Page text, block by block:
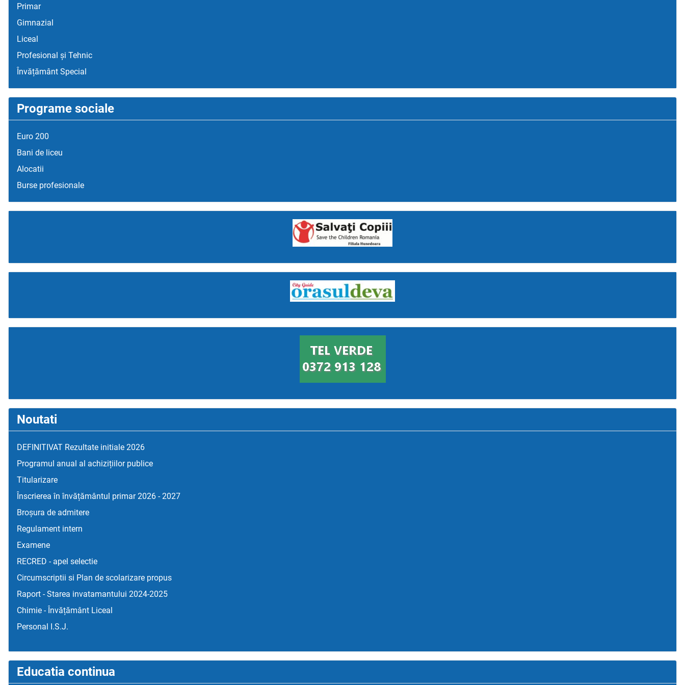
Primar
Gimnazial
Liceal
Profesional și Tehnic
Învățământ Special
Programe sociale
Euro 200
Bani de liceu
Alocatii
Burse profesionale
Noutati
DEFINITIVAT Rezultate initiale 2026
Programul anual al achizițiilor publice
Titularizare
Înscrierea în învățământul primar 2026 - 2027
Broșura de admitere
Regulament intern
Examene
RECRED - apel selectie
Circumscriptii si Plan de scolarizare propus
Raport - Starea invatamantului 2024-2025
Chimie - Învățământ Liceal
Personal I.S.J.
Educatia continua